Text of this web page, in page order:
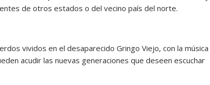
de otros estados o del vecino país del norte.
vividos en el desaparecido Gringo Viejo, con la música
acudir las nuevas generaciones que deseen escuchar